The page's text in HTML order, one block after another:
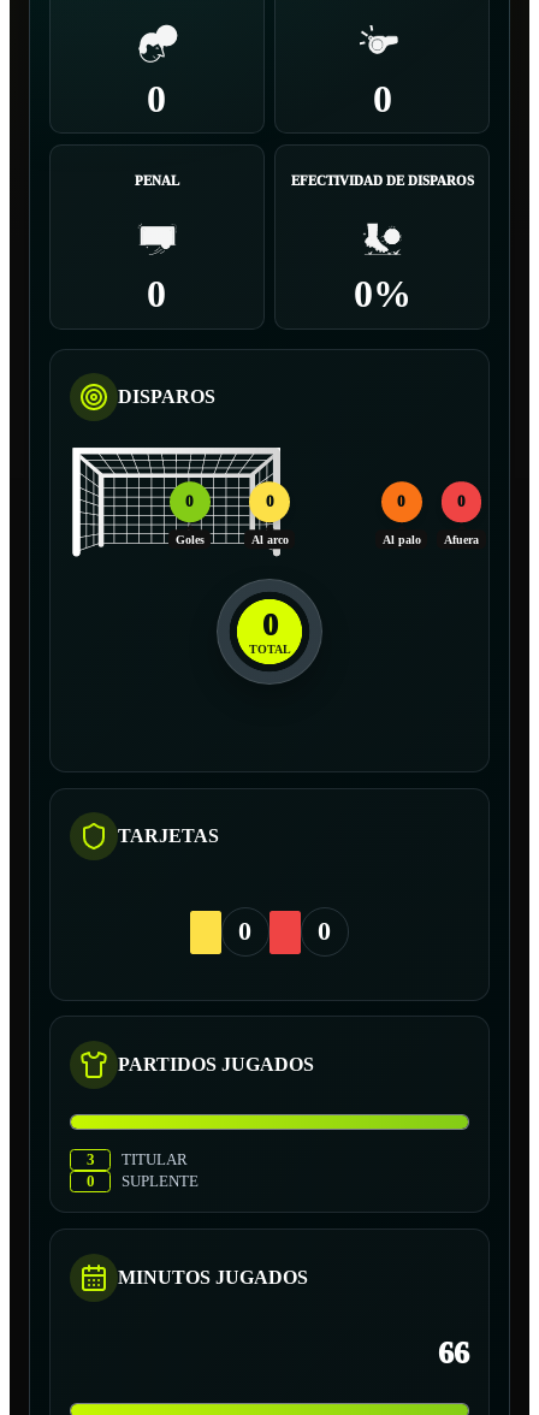
0 0
PENAL
0
EFECTIVIDAD DE DISPAROS
0%
DISPAROS
0
Goles
0
Al arco
0
Al palo
0
Afuera
0
TOTAL
TARJETAS
0 0
PARTIDOS JUGADOS
3
TITULAR
0
SUPLENTE
MINUTOS JUGADOS
66